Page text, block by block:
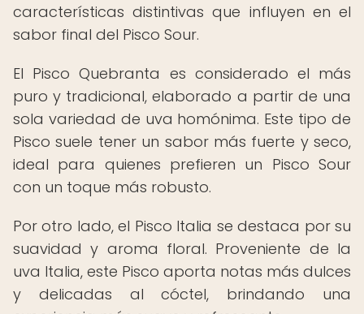
características distintivas que influyen en el
sabor final del Pisco Sour.
El Pisco Quebranta es considerado el más
puro y tradicional, elaborado a partir de una
sola variedad de uva homónima. Este tipo de
Pisco suele tener un sabor más fuerte y seco,
ideal para quienes prefieren un Pisco Sour
con un toque más robusto.
Por otro lado, el Pisco Italia se destaca por su
suavidad y aroma floral. Proveniente de la
uva Italia, este Pisco aporta notas más dulces
y delicadas al cóctel, brindando una